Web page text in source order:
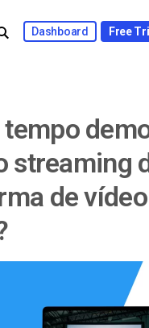
Dashboard Free
streaming
de vídeo